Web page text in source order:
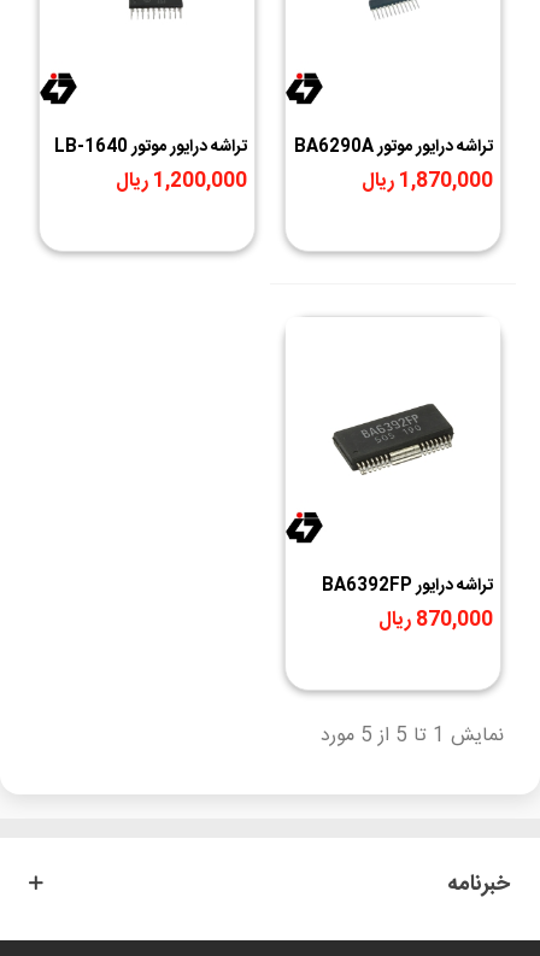
تراشه درایور موتور BA6290A
1,870,000 ریال
تراشه درایور موتور LB-1640
1,200,000 ریال
تراشه درایور BA6392FP
پکیج SMD
870,000 ریال
نمایش 1 تا 5 از 5 مورد
خبرنامه